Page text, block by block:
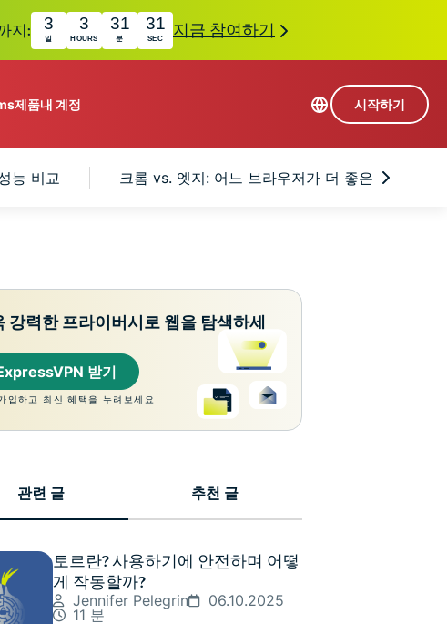
지: 3
일
3
HOURS
31
분
30
SEC 지금 참여하기
113개 국가의 서버
종합적인 첨단 개인정보 보호 및 보안 도구를 이용해 보
으로 더욱 탁월한 디지털 라이프를 선사합니다.
NEW
제품
Intego
firewall,
system tools,
and more.
내 계정 시작하기
능 비교 크롬 vs. 엣지: 어느 브라우저가 더 좋은가요?
강력한 프라이버시로 웹을 탐색하세
받기
입하고 최신 혜택을 누려보세요
관련 글 추천 글
토르란? 사용하기에 안전하며 어떻
게 작동할까?
Jennifer Pelegrin
06.10.2025
11 분